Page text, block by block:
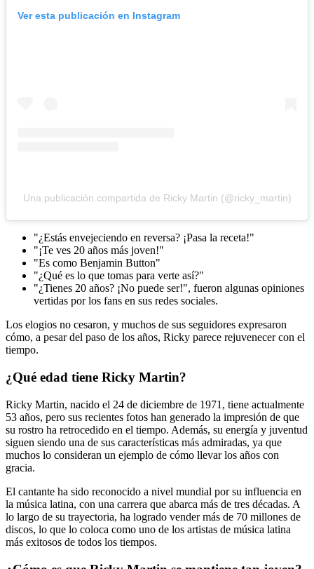
Ver esta publicación en Instagram
Una publicación compartida de Ricky Martin (@ricky_martin)
"¿Estás envejeciendo en reversa? ¡Pasa la receta!"
"¡Te ves 20 años más joven!"
"Es como Benjamin Button"
"¿Qué es lo que tomas para verte así?"
"¿Tienes 20 años? ¡No puede ser!", fueron algunas opiniones
vertidas por los fans en sus redes sociales.
Los elogios no cesaron, y muchos de sus seguidores expresaron
cómo, a pesar del paso de los años, Ricky parece rejuvenecer con el
tiempo.
¿Qué edad tiene Ricky Martin?
Ricky Martin, nacido el 24 de diciembre de 1971, tiene actualmente
53 años, pero sus recientes fotos han generado la impresión de que
su rostro ha retrocedido en el tiempo. Además, su energía y juventud
siguen siendo una de sus características más admiradas, ya que
muchos lo consideran un ejemplo de cómo llevar los años con
gracia.
El cantante ha sido reconocido a nivel mundial por su influencia en
la música latina, con una carrera que abarca más de tres décadas. A
lo largo de su trayectoria, ha logrado vender más de 70 millones de
discos, lo que lo coloca como uno de los artistas de música latina
más exitosos de todos los tiempos.